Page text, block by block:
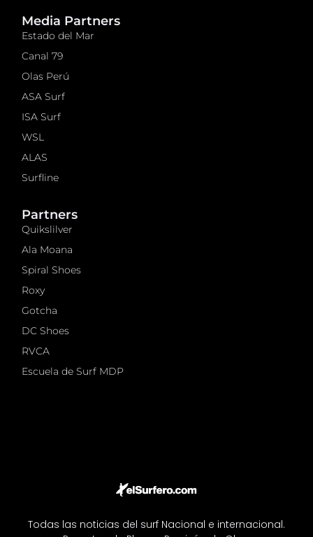
Todas las noticias del surf Nacional e internacional.
Media Partners
Estado del Mar
Canal 79
Olas Perú
ASA Surf
ISA Surf
WSL
ALAS
Surfline
Partners
Quikslilver
Ala Moana
Spiral Shoes
Roxy
Gotcha
DC Shoes
RVCA
Escuela de Surf MDP